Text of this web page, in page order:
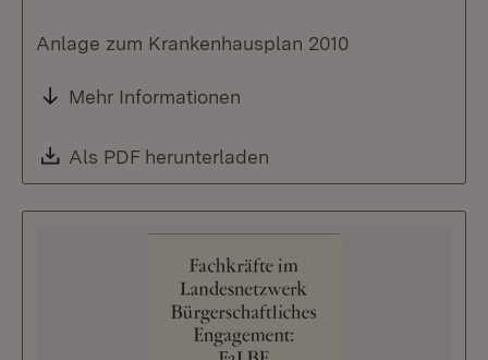
Anlage zum Krankenhausplan 2010
Mehr Informationen
Download:
Als PDF herunterladen